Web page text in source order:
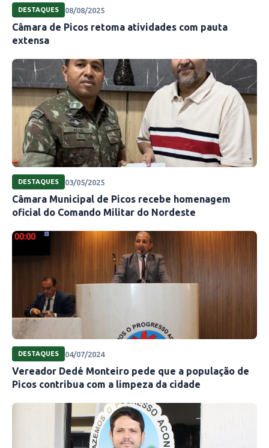
DESTAQUES 08/08/2025
Câmara de Picos retoma atividades com pauta
extensa
DESTAQUES 03/05/2025
Câmara Municipal de Picos recebe homenagem
oficial do Comando Militar do Nordeste
DESTAQUES 04/07/2024
Vereador Dedé Monteiro pede que a população de
Picos contribua com a limpeza da cidade